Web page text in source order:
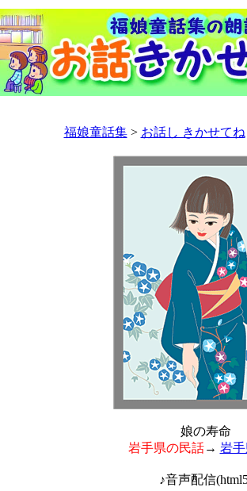
福娘童話集> お話し きかせてね
娘の寿命
岩手県の民話→ 岩
♪音声配信